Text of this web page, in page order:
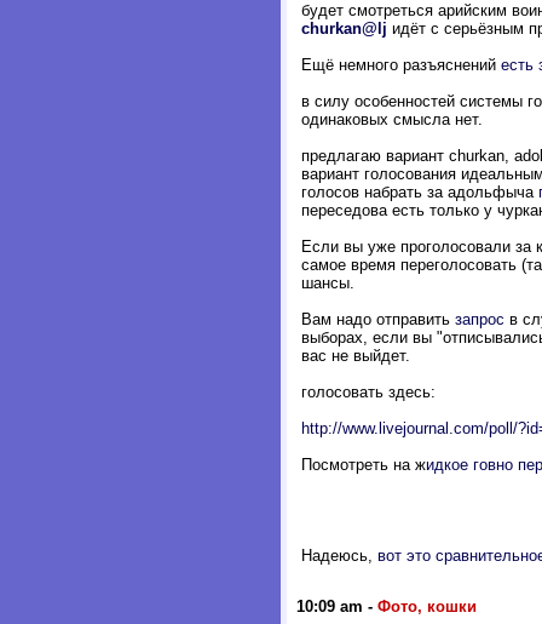
будет смотреться арийским
churkan@lj идёт с серьёзным
Ещё немного разъяснений есть
в силу особенностей системы
одинаковых смысла нет.
предлагаю вариант churkan,
вариант голосования
голосов набрать за адольфыча
переседова есть только у
Если вы уже проголосовали за
самое время переголосовать
шансы.
Вам надо отправить запрос в
выборах, если вы
вас не выйдет.
голосовать здесь:
http://www.livejournal.com/poll/
Посмотреть на жидкое говно
Надеюсь, вот это
10:09 am - Фото, кошки